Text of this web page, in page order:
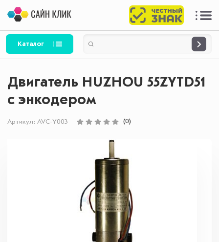
Каталог
Двигатель HUZHOU 55ZYTD51
с энкодером
Артикул: AVC-Y003 (0)